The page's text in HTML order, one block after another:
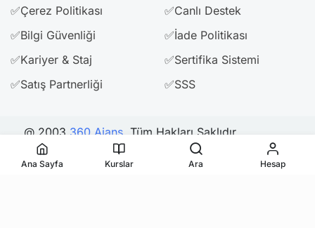
✅Çerez Politikası
✅Bilgi Güvenliği
✅Kariyer & Staj
✅Satış Partnerliği
✅Canlı Destek
✅İade Politikası
✅Sertifika Sistemi
✅SSS
@ 2003 360 Ajans. Tüm Hakları Saklıdır.
Ana Sayfa Kurslar Ara Hesap